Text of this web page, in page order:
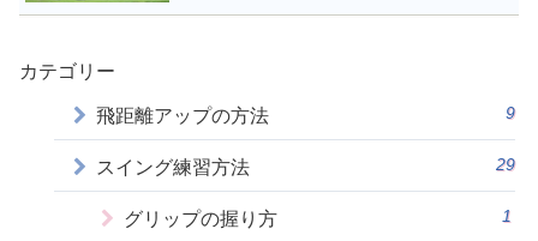
カテゴリー
飛距離アップの方法 9
スイング練習方法 29
グリップの握り方 1